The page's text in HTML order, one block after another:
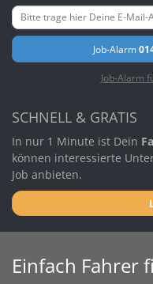
Job-Alarm
Job-Alarm
SCHNELL & GRATIS
In nur 1 Minute ist Dein
können interessierte
Job anbieten.
Einfach Fahrer